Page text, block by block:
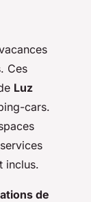
Ces
Luz
cars.
inclus.
de